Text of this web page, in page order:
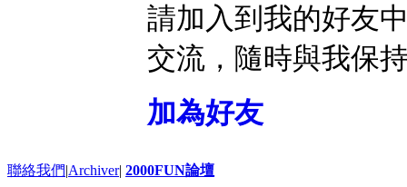
請加入到我的好友
交流，隨時與我保
加為好友
聯絡我們|Archiver| 2000FUN論壇